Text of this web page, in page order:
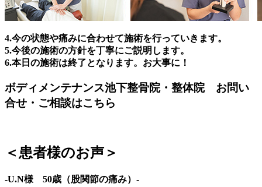
4.今の状態や痛みに合わせて施術を行っていきます。
5.今後の施術の方針を丁寧にご説明します。
6.本日の施術は終了となります。お大事に！
ボディメンテナンス池下整骨院・整体院 お問い
合せ・ご相談はこちら
＜患者様のお声＞
-U.N様 50歳（股関節の痛み）-